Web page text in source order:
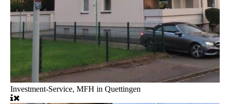
Investment-Service, MFH in Quettingen